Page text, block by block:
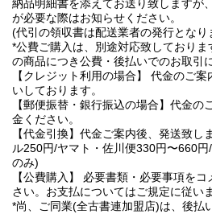
納品明細書を添えてお送り致しますが
が必要な際はお知らせください。
(代引の領収書は配送業者の発行となり
*公費ご購入は、別途対応致しており
の商品につき公費・後払いでのお取引
【クレジット利用の場合】 代金のご
いしております。
【郵便振替・銀行振込の場合】代金の
金ください。
【代金引換】代金ご案内後、発送致し
ル250円/ヤマト・佐川便330円〜660
のみ)
【公費購入】 必要書類・必要事項を
さい。お支払についてはご規定に従いま
*尚、ご同業(全古書連加盟店)は、後払